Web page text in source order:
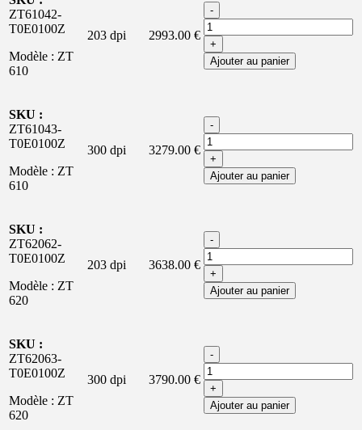
ZT61042-
T0E0100Z
Modèle : ZT
610
203 dpi 2993.00 €
-
+
Ajouter au panier
SKU :
ZT61043-
T0E0100Z
Modèle : ZT
610
300 dpi 3279.00 €
-
+
Ajouter au panier
SKU :
ZT62062-
T0E0100Z
Modèle : ZT
620
203 dpi 3638.00 €
-
+
Ajouter au panier
SKU :
ZT62063-
T0E0100Z
Modèle : ZT
620
300 dpi 3790.00 €
-
+
Ajouter au panier